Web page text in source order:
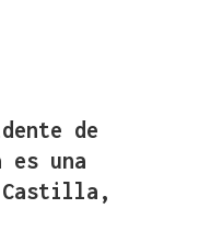
de
una
Castilla,